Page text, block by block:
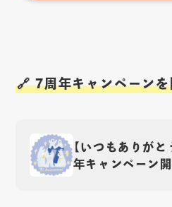
🔗 7周年キャンペーンを
【いつもありがと
年キャンペーン